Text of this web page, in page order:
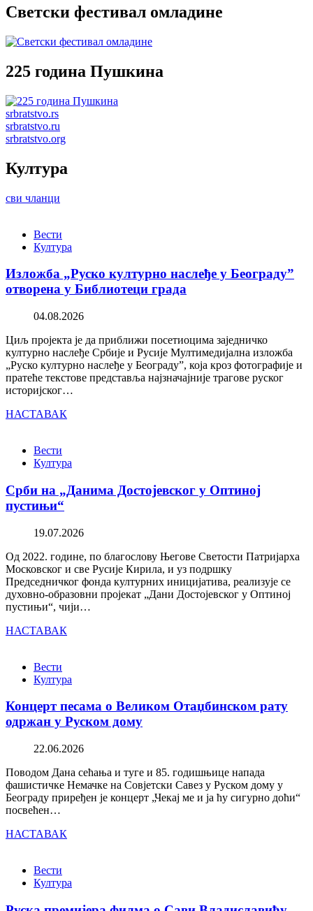
Светски фестивал омладине
225 година Пушкина
srbratstvo.rs
srbratstvo.ru
srbratstvo.org
Култура
сви чланци
Вести
Култура
Изложба „Руско културно наслеђе у Београду”
отворена у Библиотеци града
04.08.2026
Циљ пројекта је да приближи посетиоцима заједничко
културно наслеђе Србије и Русије Мултимедијална изложба
„Руско културно наслеђе у Београду”, која кроз фотографије и
пратеће текстове представља најзначајније трагове руског
историјског…
НАСТАВАК
Вести
Култура
Срби на „Данима Достојевског у Оптиној
пустињи“
19.07.2026
Од 2022. године, по благослову Његове Светости Патријарха
Московског и све Русије Кирила, и уз подршку
Председничког фонда културних иницијатива, реализује се
духовно-образовни пројекат „Дани Достојевског у Оптиној
пустињи“, чији…
НАСТАВАК
Вести
Култура
Концерт песама о Великом Отаџбинском рату
одржан у Руском дому
22.06.2026
Поводом Дана сећања и туге и 85. годишњице напада
фашистичке Немачке на Совјетски Савез у Руском дому у
Београду приређен је концерт „Чекај ме и ја ћу сигурно доћи“
посвећен…
НАСТАВАК
Вести
Култура